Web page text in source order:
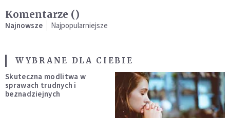
Komentarze ()
Najnowsze Najpopularniejsze
WYBRANE DLA CIEBIE
Skuteczna modlitwa w
sprawach trudnych i
beznadziejnych